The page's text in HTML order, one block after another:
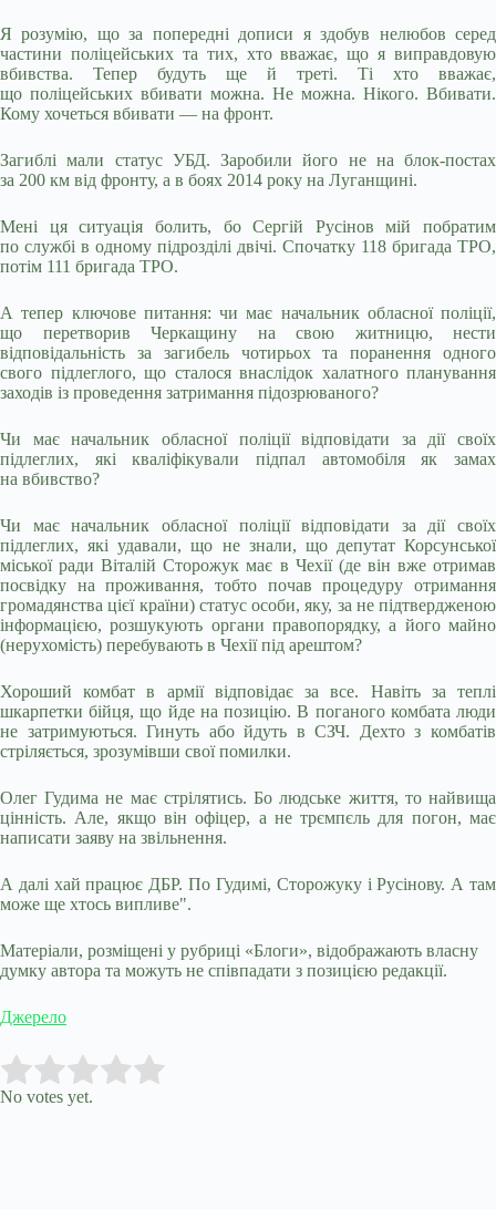
Я розумію, що за попередні дописи я здобув нелюбов серед
частини поліцейських та тих, хто вважає, що я виправдовую
вбивства. Тепер будуть ще й треті. Ті хто вважає,
що поліцейських вбивати можна. Не можна. Нікого. Вбивати.
Кому хочеться вбивати — на фронт.
Загиблі мали статус УБД. Заробили його не на блок-постах
за 200 км від фронту, а в боях 2014 року на Луганщині.
Мені ця ситуація болить, бо Сергій Русінов мій побратим
по службі в одному підрозділі двічі. Спочатку 118 бригада ТРО,
потім 111 бригада ТРО.
А тепер ключове питання: чи має начальник обласної поліції,
що перетворив Черкащину на свою житницю, нести
відповідальність за загибель чотирьох та поранення одного
свого підлеглого, що сталося внаслідок халатного планування
заходів із проведення затримання підозрюваного?
Чи має начальник обласної поліції відповідати за дії своїх
підлеглих, які кваліфікували підпал автомобіля як замах
на вбивство?
Чи має начальник обласної поліції відповідати за дії своїх
підлеглих, які удавали, що не знали, що депутат Корсунської
міської ради Віталій Сторожук має в Чехії (де він вже отримав
посвідку на проживання, тобто почав процедуру отримання
громадянства цієї країни) статус особи, яку, за не підтвердженою
інформацією, розшукують органи правопорядку, а його майно
(нерухомість) перебувають в Чехії під арештом?
Хороший комбат в армії відповідає за все. Навіть за теплі
шкарпетки бійця, що йде на позицію. В поганого комбата люди
не затримуються. Гинуть або йдуть в СЗЧ. Дехто з комбатів
стріляється, зрозумівши свої помилки.
Олег Гудима не має стрілятись. Бо людське життя, то найвища
цінність. Але, якщо він офіцер, а не трємпєль для погон, має
написати заяву на звільнення.
А далі хай працює ДБР. По Гудимі, Сторожуку і Русінову. А там
може ще хтось випливе".
Матеріали, розміщені у рубриці «Блоги», відображають власну
думку автора та можуть не співпадати з позицією редакції.
Джерело
Rate this item:
No votes yet.